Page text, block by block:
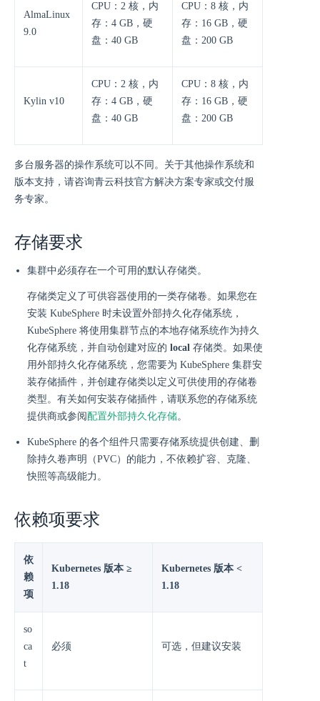
AlmaLinux
9.0
CPU：2 核，内
存：4 GB，硬
盘：40 GB
CPU：8 核，内
存：16 GB，硬
盘：200 GB
Kylin v10
CPU：2 核，内
存：4 GB，硬
盘：40 GB
CPU：8 核，内
存：16 GB，硬
盘：200 GB
多台服务器的操作系统可以不同。关于其他操作系统和
版本支持，请咨询青云科技官方解决方案专家或交付服
务专家。
存储要求
集群中必须存在一个可用的默认存储类。
存储类定义了可供容器使用的一类存储卷。如果您在
安装 KubeSphere 时未设置外部持久化存储系统，
KubeSphere 将使用集群节点的本地存储系统作为持久
化存储系统，并自动创建对应的 local 存储类。如果使
用外部持久化存储系统，您需要为 KubeSphere 集群安
装存储插件，并创建存储类以定义可供使用的存储卷
类型。有关如何安装存储插件，请联系您的存储系统
提供商或参阅 配置外部持久化存储。
KubeSphere 的各个组件只需要存储系统提供创建、删
除持久卷声明（PVC）的能力，不依赖扩容、克隆、
快照等高级能力。
依赖项要求
依
赖
项
Kubernetes 版本 ≥
1.18
Kubernetes 版本 <
1.18
so
ca
t
必须 可选，但建议安装